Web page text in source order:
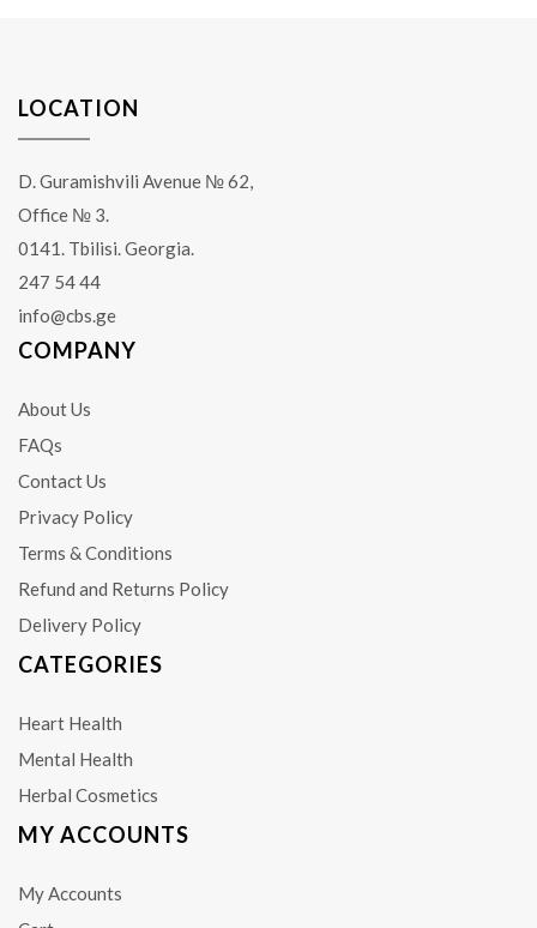
LOCATION
D. Guramishvili Avenue № 62,
Office № 3.
0141. Tbilisi. Georgia.
247 54 44
info@cbs.ge
COMPANY
About Us
FAQs
Contact Us
Privacy Policy
Terms & Conditions
Refund and Returns Policy
Delivery Policy
CATEGORIES
Heart Health
Mental Health
Herbal Cosmetics
MY ACCOUNTS
My Accounts